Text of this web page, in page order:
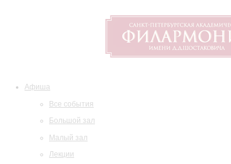
Афиша
Все события
Большой зал
Малый зал
Лекции